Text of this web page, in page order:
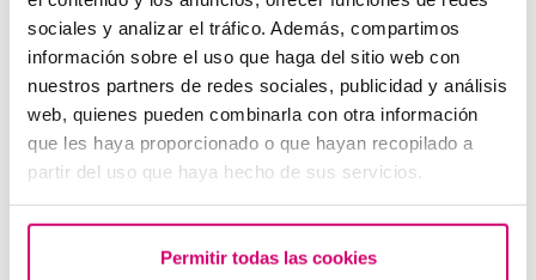
sociales y analizar el tráfico. Además, compartimos
información sobre el uso que haga del sitio web con
nuestros partners de redes sociales, publicidad y análisis
web, quienes pueden combinarla con otra información
que les haya proporcionado o que hayan recopilado a
partir del uso que haya hecho de sus servicios.
Permitir todas las cookies
Què és el test de compatibilitat genètica i per a què
serveix?